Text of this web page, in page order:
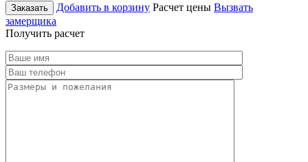
Заказать Добавить в корзину Расчет цены Вызвать
замерщика
Получить расчет